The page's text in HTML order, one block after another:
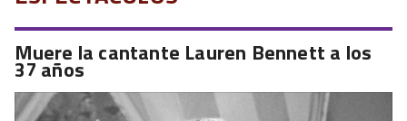
Muere la cantante Lauren Bennett a los
37 años